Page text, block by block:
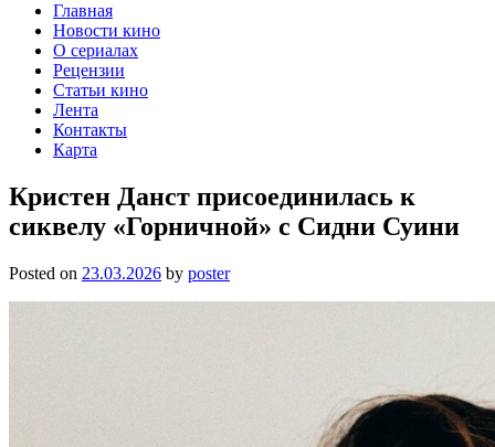
Главная
Новости кино
О сериалах
Рецензии
Статьи кино
Лента
Контакты
Карта
Кристен Данст присоединилась к
сиквелу «Горничной» с Сидни Суини
Posted on 23.03.2026 by poster